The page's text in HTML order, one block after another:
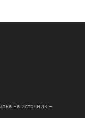
на источник –